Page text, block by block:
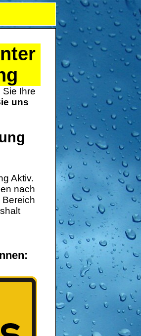
Ihre
uns
Aktiv.
nach